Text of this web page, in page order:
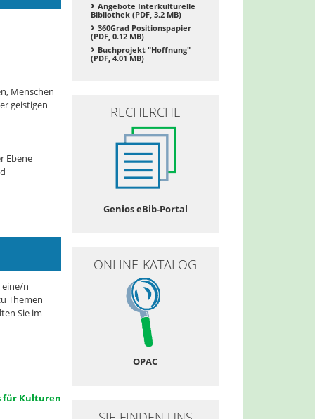
Menschen
geistigen
Ebene
eine/n
Themen
Sie im
für Kulturen
Angebote Interkulturelle
Bibliothek (PDF, 3.2 MB)
360Grad Positionspapier
(PDF, 0.12 MB)
Buchprojekt "Hoffnung"
(PDF, 4.01 MB)
RECHERCHE
Genios eBib-Portal
ONLINE-KATALOG
OPAC